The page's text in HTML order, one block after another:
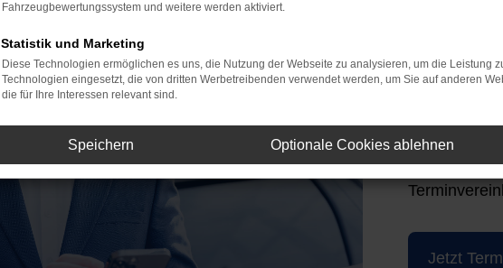
Service für
Jetzt
Fahrzeugbewertungssystem und weitere werden aktiviert.
Statistik und Marketing
Diese Technologien ermöglichen es uns, die Nutzung der Webseite zu analysieren, um die Leistung
Technologien eingesetzt, die von dritten Werbetreibenden verwendet werden, um Sie auf anderen
die für Ihre Interessen relevant sind.
Speichern Optionale Cookies ablehnen